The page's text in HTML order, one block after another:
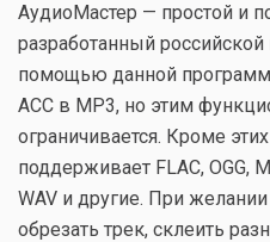
АудиоМастер — простой и
разработанный
помощью данной
ACC в MP3, но этим
ограничивается. Кроме
поддерживает FLAC, OGG,
WAV и другие. При
обрезать трек, склеить